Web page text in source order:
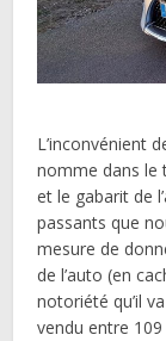
L’inconvénient
nomme dans le
et le gabarit de
passants que
mesure de
de l’auto (en
notoriété qu’il
vendu entre